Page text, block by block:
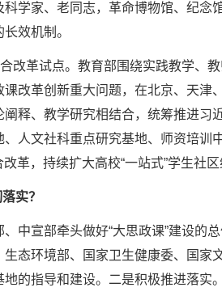
学家、老同志，革命博物馆、纪念
效机制。
改革试点。教育部围绕实践教学、
改革创新重大问题，在北京、天津
释、教学研究相结合，统筹推进习
、人文社科重点研究基地、师资培训
革，持续扩大高校“一站式”学生社
实？
中宣部牵头做好“大思政课”建设的
态环境部、国家卫生健康委、国家
的指导和建设。二是积极推进落实